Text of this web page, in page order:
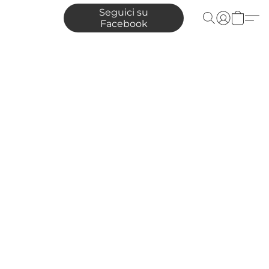
Seguici su
Facebook